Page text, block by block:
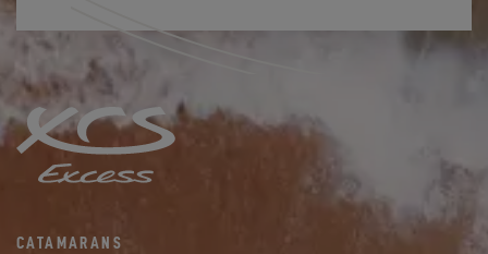
CATAMARANS